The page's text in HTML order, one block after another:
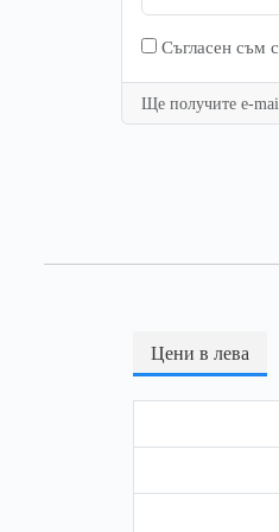
Съгласен съм
Ще получите e-
Цени в лева